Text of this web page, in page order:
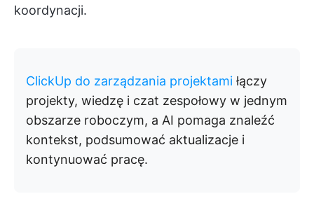
koordynacji.
ClickUp do zarządzania projektami łączy
projekty, wiedzę i czat zespołowy w jednym
obszarze roboczym, a AI pomaga znaleźć
kontekst, podsumować aktualizacje i
kontynuować pracę.